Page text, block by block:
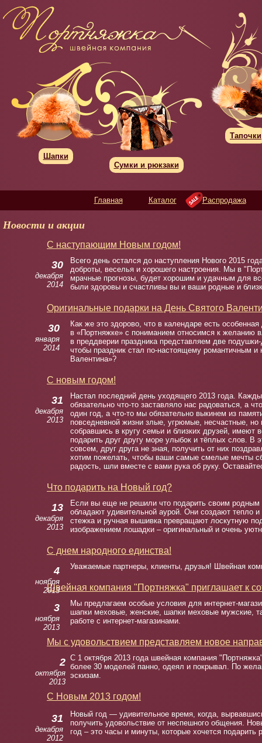
Шапки
Сумки и рюкзаки
Тапочки
Главная Каталог Распродажа
Новости и акции
C наступающим Новым годом!
30
декабря
2014
Всего день остался до наступления Нового 2015
доброты, веселья и хорошего настроения. Мы в
мрачные прогнозы, будет хорошим и удачным для
были здоровы и счастливы вы и ваши родные и
Оригинальные подарки на День Святого
30
января
2014
Как же это здорово, что в календаре есть
в «Портняжке» с пониманием относимся к желанию
в преддверии праздника представляем две
чтобы праздник стал по-настоящему романтичным
Валентина»?
C новым годом!
31
декабря
2013
Настал последний день уходящего 2013 года.
обязательно что-то заставляло нас радоваться, а
один год, а что-то мы обязательно выкинем из
повседневной жизни злые, угрюмые, несчастные,
собравшись в кругу семьи и близких друзей, имеют
подарить друг другу море улыбок и тёплых слов. В
совсем, друг друга не зная, получить от них
хотим пожелать, чтобы ваши самые смелые мечты
радость, шли вместе с вами рука об руку.
Что подарить на Новый год?
13
декабря
2013
Если вы еще не решили что подарить своим
обладают удивительной аурой. Они создают тепло
стежка и ручная вышивка превращают лоскутную
изображением лошадки – оригинальный и очень
С днем народного единства!
4
ноября
2013
Уважаемые партнеры, клиенты, друзья! Швейная
Швейная компания "Портняжка" приглашает к
3
ноября
2013
Мы предлагаем особые условия для интернет-
шапки меховые, женские, шапки меховые мужские,
работе с интернет-магазинами.
Мы с удовольствием представляем новое
2
октября
2013
С 1 октября 2013 года швейная компания
более 30 моделей панно, одеял и покрывал. По
эскизам.
С Новым 2013 годом!
31
декабря
2012
Новый год — удивительное время, когда,
получить удовольствие от неспешного общения.
год – это часы и минуты, которые хочется